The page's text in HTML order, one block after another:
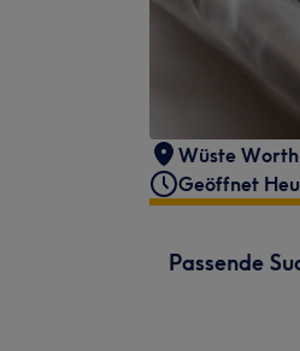
Wüste
Geöffnet
Passende